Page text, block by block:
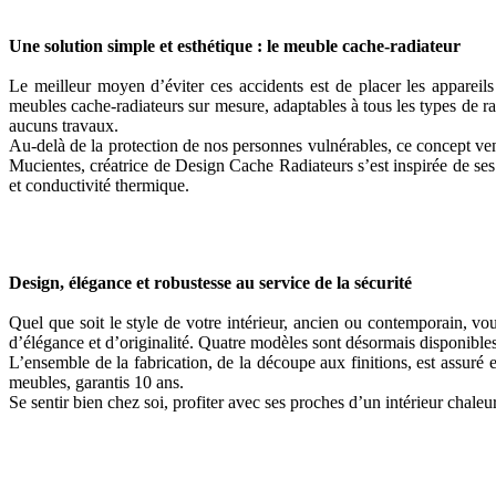
Une solution simple et esthétique : le meuble cache-radiateur
Le meilleur moyen d’éviter ces accidents est de placer les
meubles cache-radiateurs sur mesure, adaptables à tous les types de
aucuns travaux.
Au-delà de la protection de nos personnes vulnérables, ce concept
Mucientes, créatrice de Design Cache Radiateurs s’est inspirée de
et conductivité thermique.
Design, élégance et robustesse au service de la sécurité
Quel que soit le style de votre intérieur, ancien ou contemporain,
d’élégance et d’originalité. Quatre modèles sont désormais
L’ensemble de la fabrication, de la découpe aux finitions, est assuré
meubles, garantis 10 ans.
Se sentir bien chez soi, profiter avec ses proches d’un intérieur